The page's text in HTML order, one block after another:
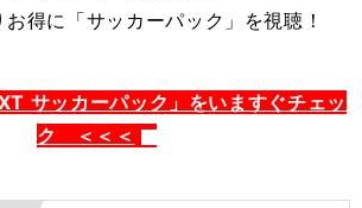
得に「サッカーパック」を視聴！
サッカーパック」をいますぐチェッ
ク ＜＜＜